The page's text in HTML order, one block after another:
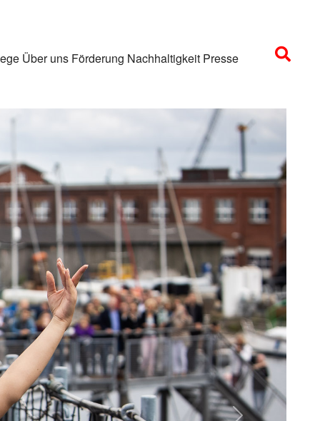
Über uns Förderung Nachhaltigkeit Presse